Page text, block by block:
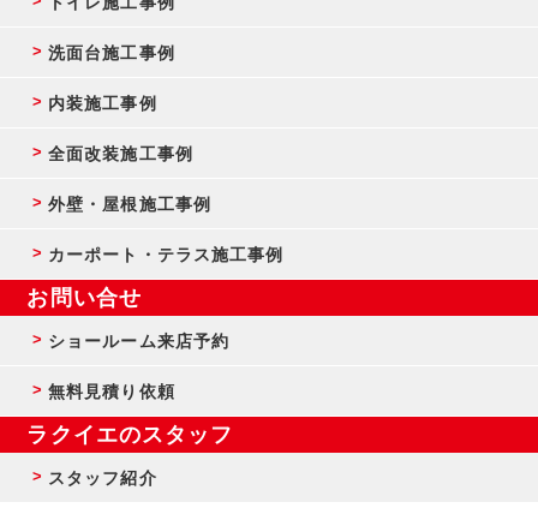
洗面台施工事例
内装施工事例
全面改装施工事例
外壁・屋根施工事例
カーポート・テラス施工事例
お問い合せ
ショールーム来店予約
無料見積り依頼
ラクイエのスタッフ
スタッフ紹介